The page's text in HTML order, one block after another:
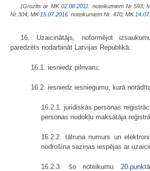
(Grozīts ar MK02.08.2011. noteikumiem Nr.593;
Nr.304; MK 15.07.2016. noteikumiem Nr. 470; MK
16. Uzaicinātājs, noformējot
paredzēts nodarbināt Latvijas Republikā:
16.1. iesniedz pilnvaru;
16.2. iesniedz iesniegumu, kurā
16.2.1. juridiskās personas
personas nodokļu maksātāja
16.2.2. tālruņa numurs un
nodrošina saziņas iespējas ar
16.2.3. šo noteikumu 20.punktā